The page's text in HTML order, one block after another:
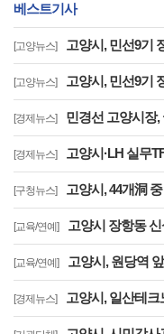
베스트기사
[고양뉴스] 고양시, 민선9기 정
[고양뉴스] 고양시, 민선9기 정기
[경제뉴스] 민경선 고양시장, 국토
[경제뉴스] 고양시·LH 실무TF 구
[구청뉴스] 고양시, 44개洞 중 장항
[교육/연예] 고양시 장항동 신설학
[교육/연예] 고양시, 원당역 앞 경기
[경제뉴스] 고양시, 일산테크노밸리 '